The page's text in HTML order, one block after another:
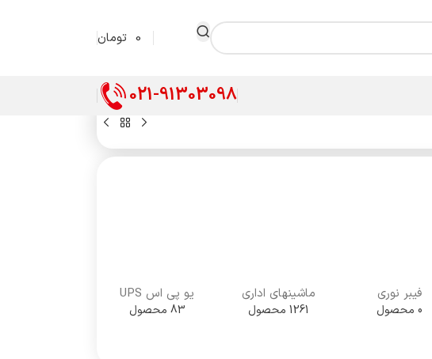
0 تومان
021-91303098
فیبر نوری
0 محصول
ماشینهای اداری
1261 محصول
یو پی اس UPS
83 محصول